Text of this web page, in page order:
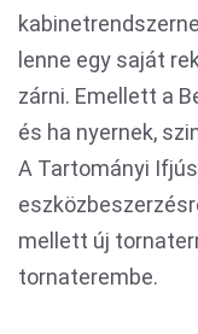
lenne egy saját
zárni. Emellett a
és ha nyernek,
A Tartományi
mellett új
tornaterembe.